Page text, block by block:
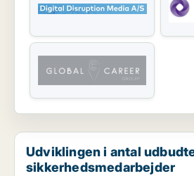
Udviklingen i antal
sikkerhedsmedarbejder